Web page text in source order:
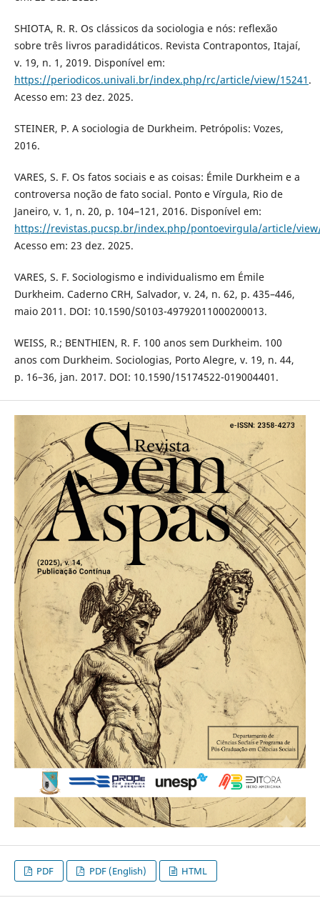
SHIOTA, R. R. Os clássicos da sociologia e nós: reflexão
sobre três livros paradidáticos. Revista Contrapontos, Itajaí,
v. 19, n. 1, 2019. Disponível em:
https://periodicos.univali.br/index.php/rc/article/view/15241 .
Acesso em: 23 dez. 2025.
STEINER, P. A sociologia de Durkheim. Petrópolis: Vozes,
2016.
VARES, S. F. Os fatos sociais e as coisas: Émile Durkheim e a
controversa noção de fato social. Ponto e Vírgula, Rio de
Janeiro, v. 1, n. 20, p. 104–121, 2016. Disponível em:
https://revistas.pucsp.br/index.php/pontoevirgula/article/
Acesso em: 23 dez. 2025.
VARES, S. F. Sociologismo e individualismo em Émile
Durkheim. Caderno CRH, Salvador, v. 24, n. 62, p. 435–446,
maio 2011. DOI: 10.1590/S0103-49792011000200013.
WEISS, R.; BENTHIEN, R. F. 100 anos sem Durkheim. 100
anos com Durkheim. Sociologias, Porto Alegre, v. 19, n. 44,
p. 16–36, jan. 2017. DOI: 10.1590/15174522-019004401.
PDF PDF (English) HTML